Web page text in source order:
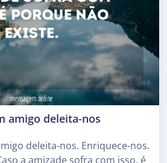
amigo deleita-nos
deleita-nos. Enriquece-nos.
a amizade sofra com isso, é